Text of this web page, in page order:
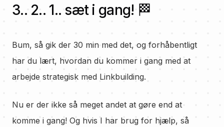
3.. 2.. 1.. sæt i gang! 🏁
Bum, så gik der 30 min med det, og forhåbentligt
har du lært, hvordan du kommer i gang med at
arbejde strategisk med Linkbuilding.
Nu er der ikke så meget andet at gøre end at
komme i gang! Og hvis I har brug for hjælp, så